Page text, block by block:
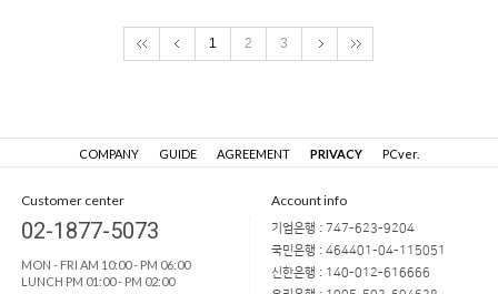
1 2 3
COMPANY GUIDE AGREEMENT PRIVACY PCver.
Customer center
02-1877-5073
MON - FRI AM 10:00 - PM 06:00
LUNCH PM 01:00 - PM 02:00
Account info
기업은행 : 747-623-9204
국민은행 : 464401-04-115051
신한은행 : 140-012-616666